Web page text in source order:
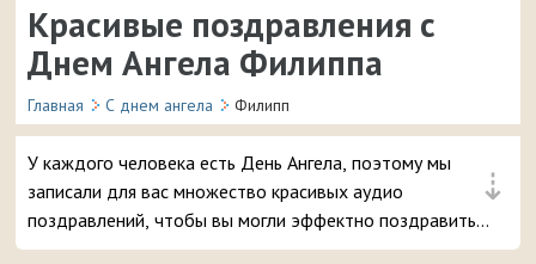
Красивые поздравления с
Днем Ангела Филиппа
Главная С днем ангела Филипп
⇣
У каждого человека есть День Ангела, поэтому мы
записали для вас множество красивых аудио
поздравлений, чтобы вы могли эффектно поздравить
вашего друга или знакомого с именем Филипп. Просто